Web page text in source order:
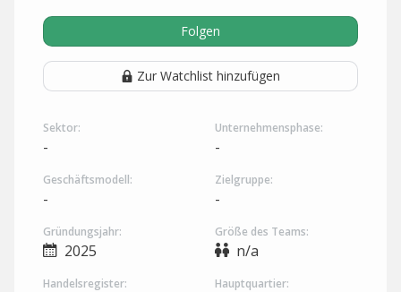
Folgen
Zur Watchlist hinzufügen
Sektor:
-
Unternehmensphase:
-
Geschäftsmodell:
-
Zielgruppe:
-
Gründungsjahr:
2025
Größe des Teams:
n/a
Handelsregister: Hauptquartier: